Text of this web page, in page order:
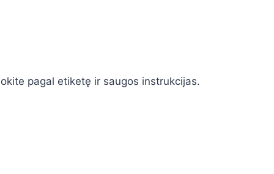
pagal etiketę ir saugos instrukcijas.